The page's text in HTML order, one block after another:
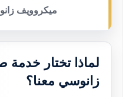
ميكروويف
لماذا تختار خدمة
زانوسي معنا؟